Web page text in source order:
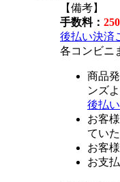
【備考】
手数料：
後払い決済
各コンビニ
商品
ンズ
後払
お客
てい
お客
お支